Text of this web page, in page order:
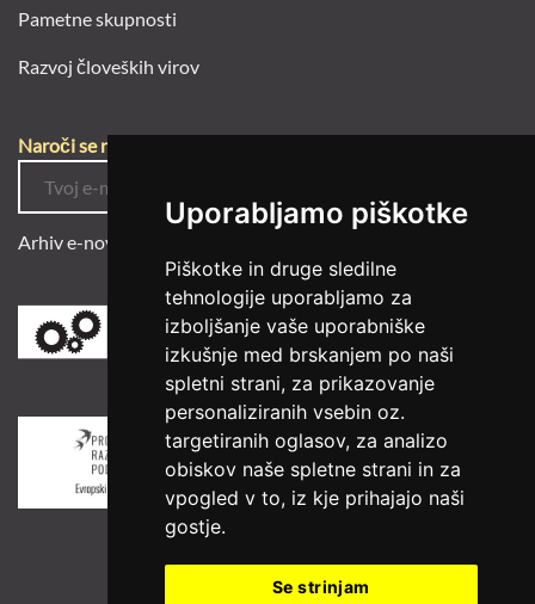
Uporabljamo piškotke
Piškotke in druge sledilne
tehnologije uporabljamo za
izboljšanje vaše uporabniške
izkušnje med brskanjem po naši
spletni strani, za prikazovanje
personaliziranih vsebin oz.
targetiranih oglasov, za analizo
obiskov naše spletne strani in za
vpogled v to, iz kje prihajajo naši
gostje.
Se strinjam
Pametne skupnosti
Razvoj človeških virov
Naroči se na e-novice
Arhiv e-novic